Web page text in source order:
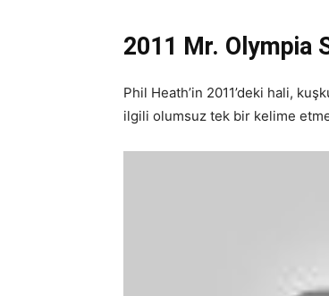
2011 Mr. Olympia
Phil Heath’in 2011’deki hali,
ilgili olumsuz tek bir kelime